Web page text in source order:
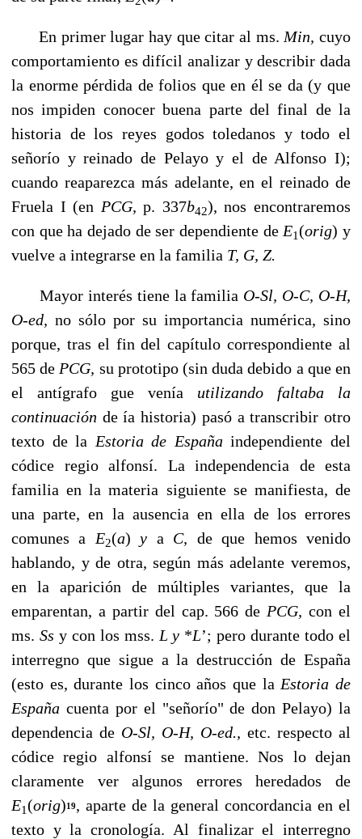
En primer lugar hay que citar al ms. Min,cuyo
comportamiento es difícil analizar y describir dada
la enorme pérdida de folios que en él se da (y que
nos impiden conocer buena parte del final de la
historia de los reyes godos toledanos y todo el
señorío y reinado de Pelayo y el de Alfonso I);
cuando reaparezca más adelante, en el reinado de
Fruela I (en PCG,p. 337b42), nos encontraremos
con que ha dejado de ser dependien­te de E1(orig) y
vuelve a integrarse en la familia T, G, Z.
Mayor interés tiene la familia O-Sl, O-C, O-H,
O-ed, no sólo por su importancia numérica, sino
porque, tras el fin del capítulo correspondiente al
565 de PCG, su proto­tipo (sin duda debido a que en
el antígrafo gue venía utilizando faltaba la
continuación de ía historia) pasó a transcribir otro
texto de la Estoria de Españaindependiente del
códice regio alfonsí. La independencia de esta
familia en la materia siguiente se mani­fiesta, de
una parte, en la ausencia en ella de los errores
comunes a E2(a) y a C, de que hemos venido
hablando, y de otra, según más adelante veremos,
en la aparición de múl­tiples variantes, que la
emparentan, a partir del cap. 566 de PCG,con el
ms. Ss y con los mss. Ly *L’; pero durante todo el
interregno que sigue a la destrucción de España
(esto es, durante los cinco años que la Estoria de
España cuenta por el "señorío" de don Pelayo) la
dependencia de O-Sl, O-H, O-ed., etc. respecto al
códice regio alfonsí se mantiene. Nos lo dejan
claramente ver algunos errores heredados de
E1(orig)19, aparte de la general concordancia en el
texto y la cronología. Al finalizar el interregno